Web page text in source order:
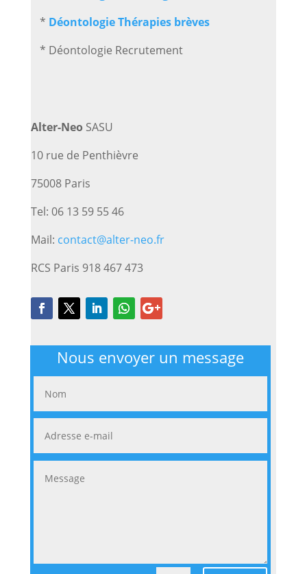
* Déontologie Thérapies brèves
* Déontologie Recrutement
Alter-Neo SASU
10 rue de Penthièvre
75008 Paris
Tel: 06 13 59 55 46
Mail: contact@alter-neo.fr
RCS Paris 918 467 473
Nous envoyer un message